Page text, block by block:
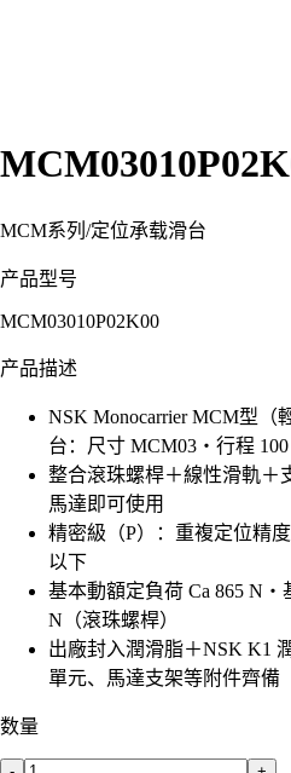
MCM系列 /定位承载滑台
产品型号
MCM03010P02K00
产品描述
NSK Monocarrier MCM型（
台：尺寸 MCM03・行程
整合滾珠螺桿＋線性滑軌＋
馬達即可使用
精密級（P）：重複定位精
以下
基本動額定負荷 Ca 865 N・
N（滾珠螺桿）
出廠封入潤滑脂＋NSK K1
單元、馬達支架等附件齊備
数量